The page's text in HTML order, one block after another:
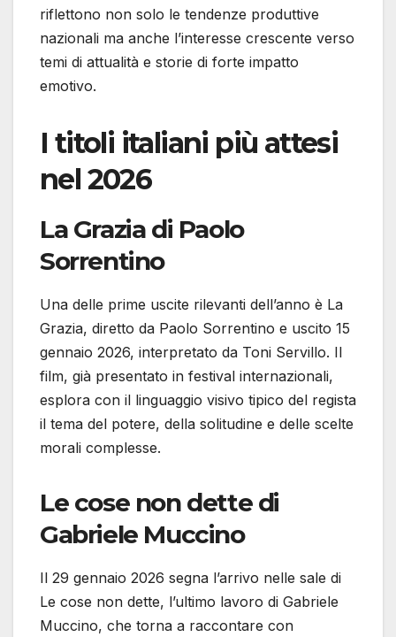
riflettono non solo le tendenze produttive
nazionali ma anche l’interesse crescente verso
temi di attualità e storie di forte impatto
emotivo.
I titoli italiani più attesi
nel 2026
La Grazia di Paolo
Sorrentino
Una delle prime uscite rilevanti dell’anno è La
Grazia, diretto da Paolo Sorrentino e uscito 15
gennaio 2026, interpretato da Toni Servillo. Il
film, già presentato in festival internazionali,
esplora con il linguaggio visivo tipico del regista
il tema del potere, della solitudine e delle scelte
morali complesse.
Le cose non dette di
Gabriele Muccino
Il 29 gennaio 2026 segna l’arrivo nelle sale di
Le cose non dette, l’ultimo lavoro di Gabriele
Muccino, che torna a raccontare con